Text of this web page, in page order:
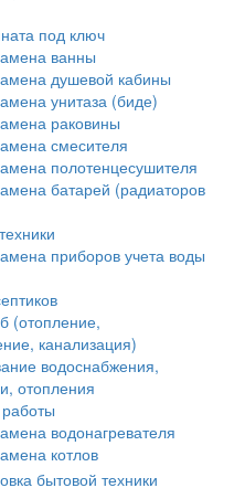
под ключ
ванны
душевой кабины
унитаза (биде)
раковины
смесителя
полотенцесушителя
батарей (радиаторов
приборов учета воды
(отопление,
канализация)
водоснабжения,
отопления
водонагревателя
котлов